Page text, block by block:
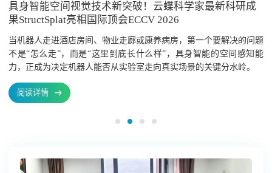
具身智能空间视觉技术新突破！云蝶科学家最新科研成
果StructSplat亮相国际顶会ECCV 2026
当机器人走进酒店房间、物业走廊或康养病房，第一个要解决的问题
不是“怎么走”，而是“这里到底长什么样”，具身智能的空间感知能
力，正成为决定机器人能否从实验室走向真实场景的关键分水岭。
阅读详情